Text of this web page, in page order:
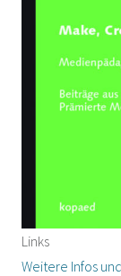
Links
Weitere Infos